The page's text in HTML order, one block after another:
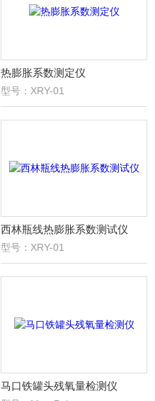
热膨胀系数测定仪
型号：XRY-01
西林瓶线热膨胀系数测试仪
型号：XRY-01
马口铁罐头残氧量检测仪